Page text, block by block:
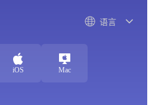
语言
iOS Mac